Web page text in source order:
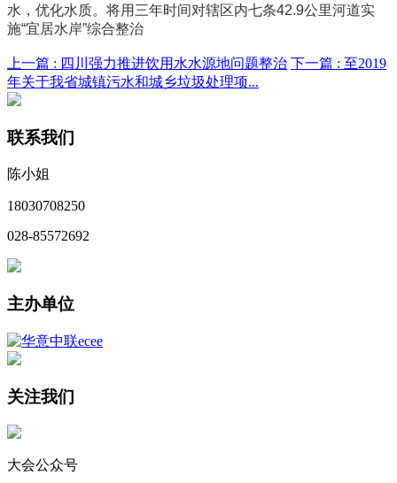
水，优化水质。将用三年时间对辖区内七条42.9公里河道实
施“宜居水岸”综合整治
上一篇 : 四川强力推进饮用水水源地问题整治 下一篇 : 至2019
年关于我省城镇污水和城乡垃圾处理项...
联系我们
陈小姐
18030708250
028-85572692
主办单位
关注我们
大会公众号